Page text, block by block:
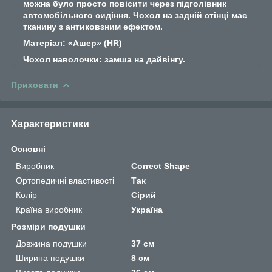
можна було просто повісити через підголівник
автомобільного сидіння. Чохол на задній стінці має
тканину з антиковзним ефектом.
Матеріал: «Ашер» (HR)
Чохол наволочки: замша на дайвінгу.
Приховати
Характеристики
Основні
Виробник
Correct Shape
Ортопедичні властивості
Так
Колір
Сірий
Країна виробник
Україна
Розміри подушки
Довжина подушки
37 см
Ширина подушки
8 см